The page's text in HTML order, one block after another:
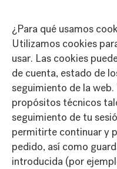
¿Para qué usamos
Utilizamos cookies
usar. Las cookies
de cuenta, estado de
seguimiento de la
propósitos técnicos
seguimiento de tu
permitirte continuar y
pedido, así como
introducida (por